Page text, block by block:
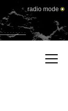
radio mode